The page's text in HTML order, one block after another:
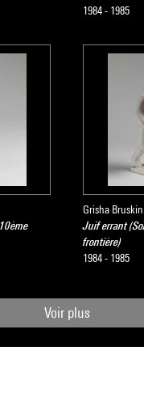
1984 - 1985
Grisha Bruskin
Juif errant
frontière)
1984 - 1985
Voir plus